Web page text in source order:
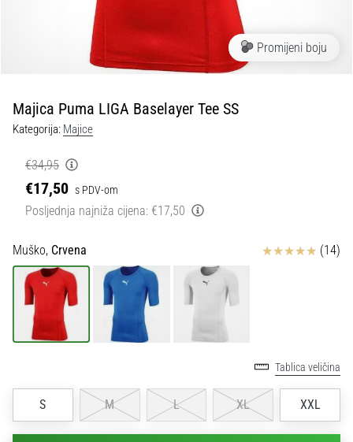
1. 7. 2025
•
1 min. čitanja
Play
for
More
Pripremi
ženski
EURO
2025
dresovima
kopačkama
Promijeni boju
Majica Puma LIGA Baselayer Tee SS
Kategorija: Majice
€34,95
€17,50 s PDV-om
Posljednja najniža cijena: €17,50
Muško, Crvena Ocjena proizvoda
(14)
Tablica veličina
S M L XL XXL